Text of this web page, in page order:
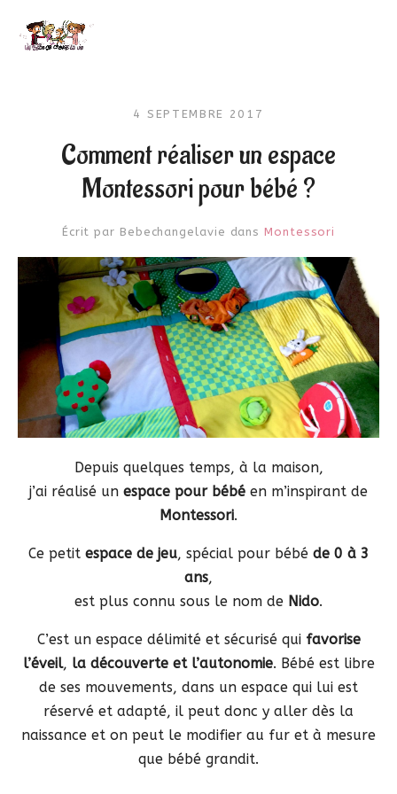
4 SEPTEMBRE 2017
Comment réaliser un espace
Montessori pour bébé ?
Écrit par Bebechangelavie dansMontessori
Depuis quelques temps, à la maison,
j’ai réalisé un espace pour bébé en m’inspirant de
Montessori.
Ce petit espace de jeu, spécial pour bébé de 0 à 3
ans,
est plus connu sous le nom de Nido.
C’est un espace délimité et sécurisé qui favorise
l’éveil, la découverte et l’autonomie. Bébé est libre
de ses mouvements, dans un espace qui lui est
réservé et adapté, il peut donc y aller dès la
naissance et on peut le modifier au fur et à mesure
que bébé grandit.